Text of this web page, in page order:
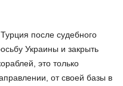
после судебного
Украины и закрыть
это только
от своей базы в